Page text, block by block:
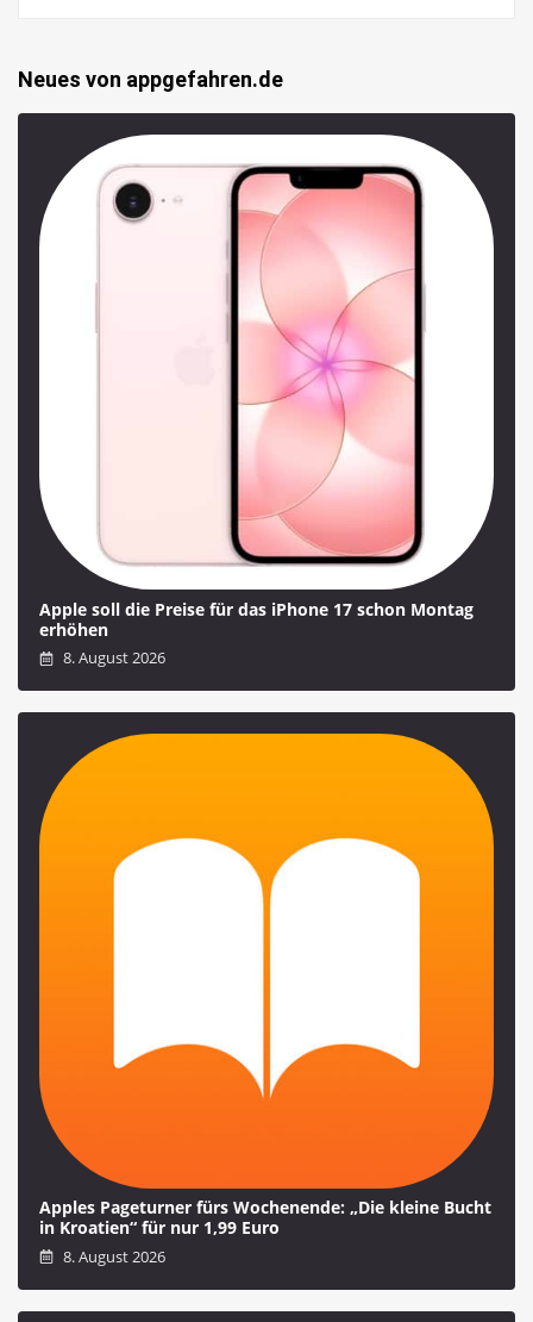
Neues von appgefahren.de
Apple soll die Preise für das iPhone 17 schon Montag
erhöhen
8. August 2026
Apples Pageturner fürs Wochenende: „Die kleine Bucht
in Kroatien“ für nur 1,99 Euro
8. August 2026